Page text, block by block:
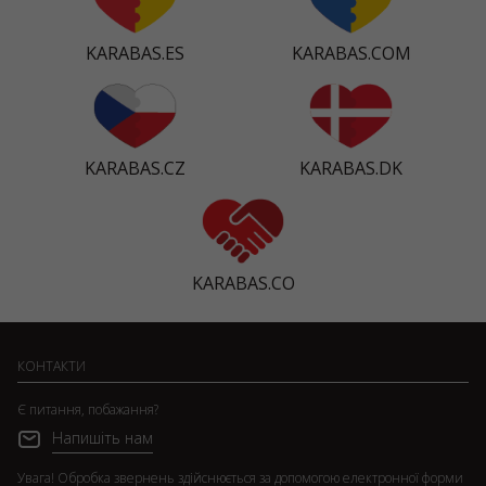
KARABAS.ES KARABAS.COM
KARABAS.CZ KARABAS.DK
KARABAS.CO
КОНТАКТИ
Є питання, побажання?
Напишіть нам
Увага! Обробка звернень здійснюється за допомогою електронної форми